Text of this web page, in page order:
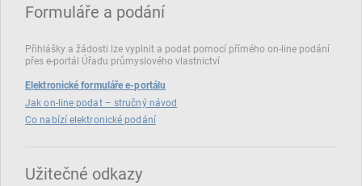
Formuláře a podání
Přihlášky a žádosti lze vyplnit a podat pomocí přímého on‑line podání
přes e‑portál Úřadu průmyslového vlastnictví
Elektronické formuláře e-portálu
Jak on-line podat – stručný návod
Co nabízí elektronické podání
Užitečné odkazy